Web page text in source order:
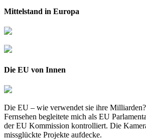
Mittelstand in Europa
Die EU von Innen
Die EU – wie verwendet sie ihre
Fernsehen begleitete mich als EU
der EU Kommission kontrolliert. Die
missglückte Projekte aufdecke.